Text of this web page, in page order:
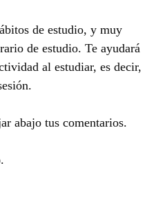
de estudio, y muy
de estudio. Te ayudará
al estudiar, es decir,
abajo tus comentarios.